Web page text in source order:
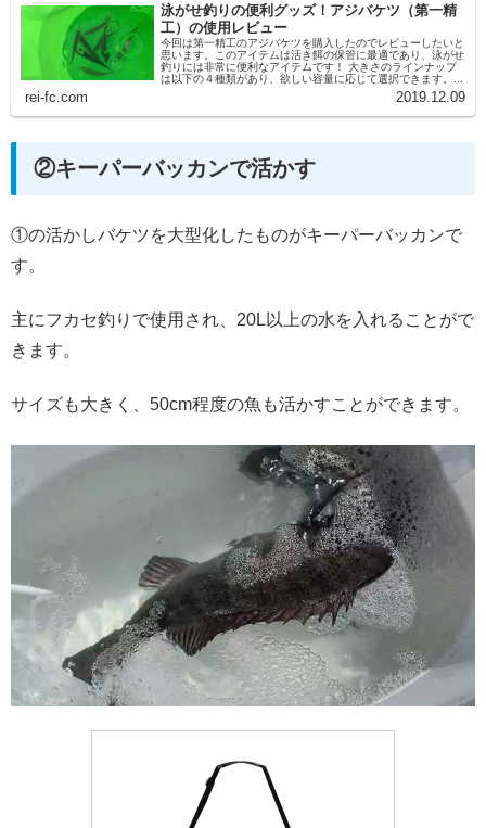
泳がせ釣りの便利グッズ！アジバケツ（第一精
工）の使用レビュー
今回は第一精工のアジバケツを購入したのでレビューしたいと
思います。このアイテムは活き餌の保管に最適であり、泳がせ
釣りには非常に便利なアイテムです！ 大きさのラインナップ
は以下の４種類があり、欲しい容量に応じて選択できます。...
rei-fc.com 2019.12.09
②キーパーバッカンで活かす
①の活かしバケツを大型化したものがキーパーバッカンで
す。
主にフカセ釣りで使用され、20L以上の水を入れることがで
きます。
サイズも大きく、50cm程度の魚も活かすことができます。